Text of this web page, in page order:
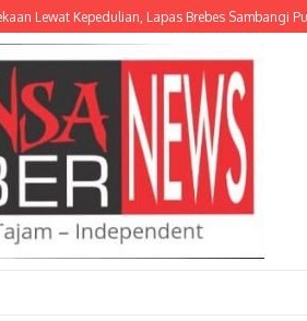
Kepedulian, Lapas Brebes Sambangi Putera